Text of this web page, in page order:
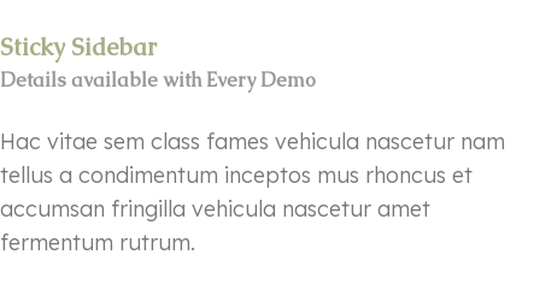
Sticky Sidebar
Details available with Every Demo
Hac vitae sem class fames vehicula nascetur nam
tellus a condimentum inceptos mus rhoncus et
accumsan fringilla vehicula nascetur amet
fermentum rutrum.